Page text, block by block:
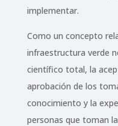
implementar.
Como un concepto
infraestructura verde
científico total, la
aprobación de los
conocimiento y la
personas que toman